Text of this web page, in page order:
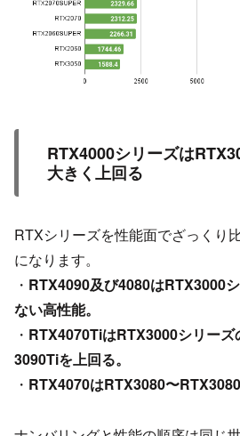
RTX4000シリーズは
大きく上回る
RTXシリーズを性能面でざっくり
になります。
・ RTX4090及び4080はRTX3000
ない高性能。
・ RTX4070TiはRTX3000シリーズ
3090Tiを上回る。
・ RTX4070はRTX3080〜